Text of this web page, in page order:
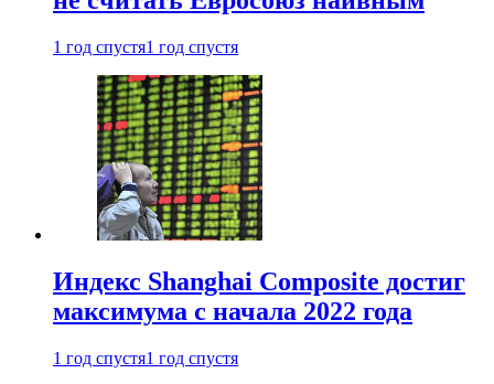
1 год спустя1 год спустя
Индекс Shanghai Composite достиг
максимума с начала 2022 года
1 год спустя1 год спустя